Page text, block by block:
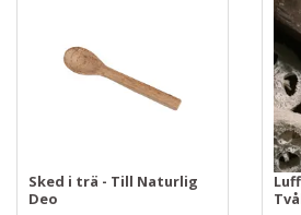
Sked i trä - Till Naturlig
Deo